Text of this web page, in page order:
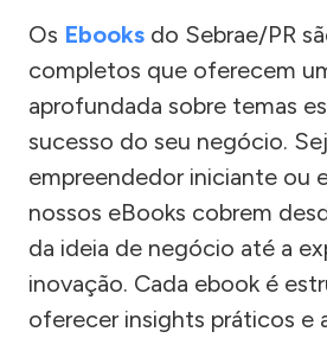
Os Ebooks do Sebrae/PR
completos que oferecem
aprofundada sobre temas
sucesso do seu negócio.
empreendedor iniciante ou
nossos eBooks cobrem
da ideia de negócio até a
inovação. Cada ebook é
oferecer insights práticos e